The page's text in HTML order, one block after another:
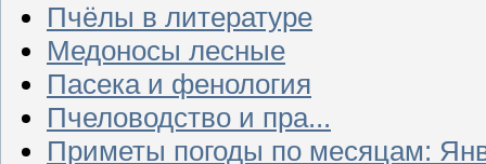
Пчёлы в литературе
Медоносы лесные
Пасека и фенология
Пчеловодство и пра...
Приметы погоды по месяцам: